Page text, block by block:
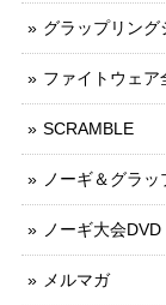
グラップリング
ファイトウェア
SCRAMBLE
ノーギ＆グラ
ノーギ大会DVD
メルマガ